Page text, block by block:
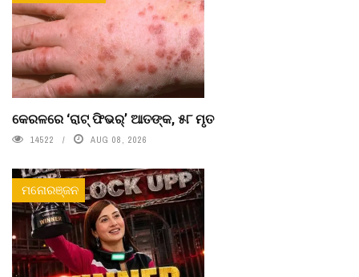
କେରଳରେ ‘ରାଟ୍ ଫିଭର୍’ ଆତଙ୍କ, ୫୮ ମୃତ
14522 AUG 08, 2026
ମନୋରଞ୍ଜନ